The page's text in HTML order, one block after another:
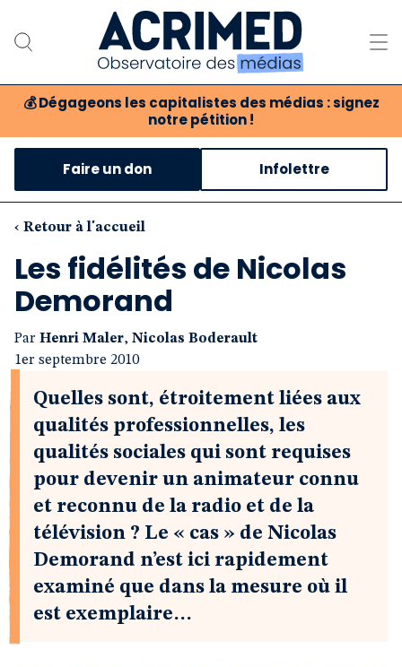
💰 Dégageons les capitalistes des médias : signez
notre pétition !
Notre association
Notre critique des médias
Nos propositions
Notre revue
Boutique
Faire un don Infolettre
‹ Retour à l'accueil
Les fidélités de Nicolas
Demorand
Par Henri Maler, Nicolas Boderault
1er septembre 2010
Quelles sont, étroitement liées aux
qualités professionnelles, les
qualités sociales qui sont requises
pour devenir un animateur connu
et reconnu de la radio et de la
télévision ? Le « cas » de Nicolas
Demorand n’est ici rapidement
examiné que dans la mesure où il
est exemplaire…